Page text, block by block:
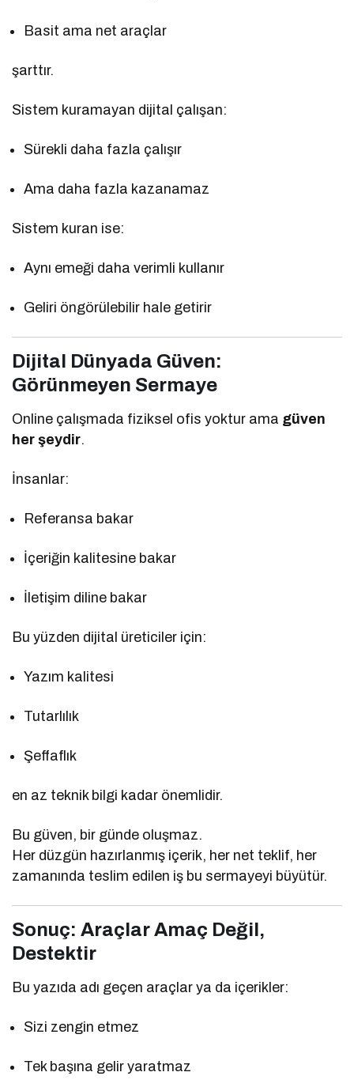
Basit ama net araçlar
şarttır.
Sistem kuramayan dijital çalışan:
Sürekli daha fazla çalışır
Ama daha fazla kazanamaz
Sistem kuran ise:
Aynı emeği daha verimli kullanır
Geliri öngörülebilir hale getirir
Dijital Dünyada Güven:
Görünmeyen Sermaye
Online çalışmada fiziksel ofis yoktur ama güven
her şeydir.
İnsanlar:
Referansa bakar
İçeriğin kalitesine bakar
İletişim diline bakar
Bu yüzden dijital üreticiler için:
Yazım kalitesi
Tutarlılık
Şeffaflık
en az teknik bilgi kadar önemlidir.
Bu güven, bir günde oluşmaz.
Her düzgün hazırlanmış içerik, her net teklif, her
zamanında teslim edilen iş bu sermayeyi büyütür.
Sonuç: Araçlar Amaç Değil,
Destektir
Bu yazıda adı geçen araçlar ya da içerikler:
Sizi zengin etmez
Tek başına gelir yaratmaz